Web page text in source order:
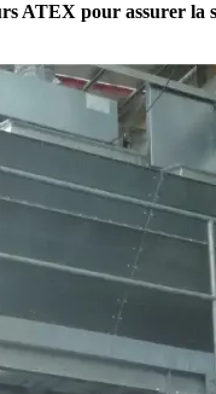
ATEX pour assurer la